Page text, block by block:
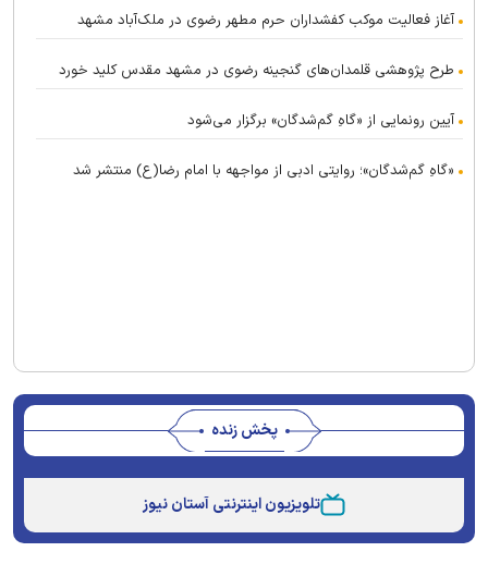
آغاز فعالیت موکب کفشداران حرم مطهر رضوی در ملک‌آباد مشهد
طرح پژوهشی قلمدان‌های گنجینه رضوی در مشهد مقدس کلید خورد
آیین رونمایی از «گاهِ گم‌شدگان» برگزار می‌شود
«گاهِ گم‌شدگان»؛ روایتی ادبی از مواجهه با امام رضا(ع) منتشر شد
پخش زنده
window.
The media could not be loaded, either because the
server or network failed or because the format is not
تلویزیون اینترنتی آستان نیوز